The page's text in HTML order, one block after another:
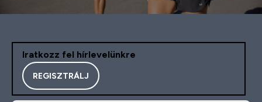
Iratkozz fel hírlevelünkre
REGISZTRÁLJ